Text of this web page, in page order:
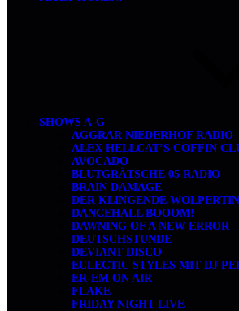
SHOWS A-G
AGGRAR NIEDERHOF RADIO
ALEX HELLCAT’S COFFIN
AVOCADO
BLUTGRÄTSCHE 05 RADIO
BRAIN DAMAGE
DER KLINGENDE
DANCEHALL BOOOM!
DAWNING OF A NEW ERROR
DEUTSCHSTUNDE
DEVIANT DISCO
ECLECTIC STYLES MIT DJ
ER-EM ON AIR
FLAKE
FRIDAY NIGHT LIVE